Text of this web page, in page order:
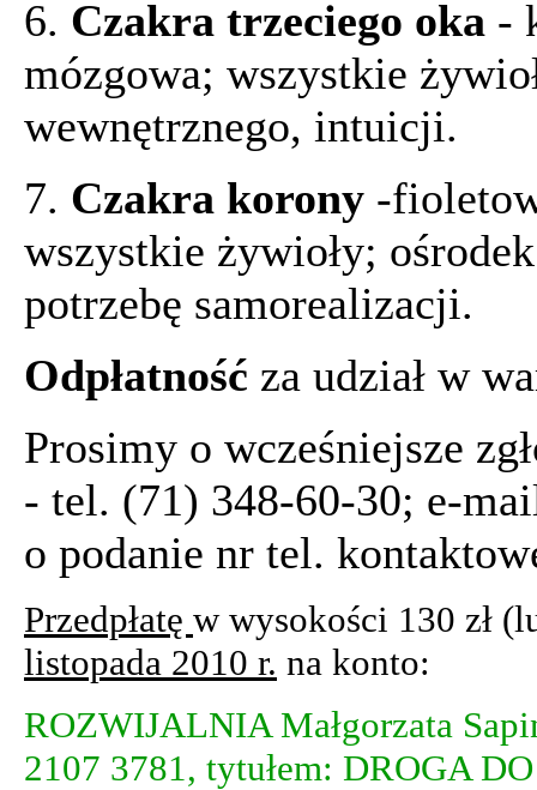
6. Czakra trzeciego oka -
mózgowa; wszystkie
wewnętrznego, intuicji.
7. Czakra korony -
wszystkie żywioły;
potrzebę samorealizacji.
Odpłatność za udział w
Prosimy o wcześniejsze
- tel. (71) 348-60-30; e-
o podanie nr tel.
Przedpłatę w wysokości 130 zł
listopada 2010 r. na konto:
ROZWIJALNIA Małgorzata
2107 3781, tytułem: DROGA